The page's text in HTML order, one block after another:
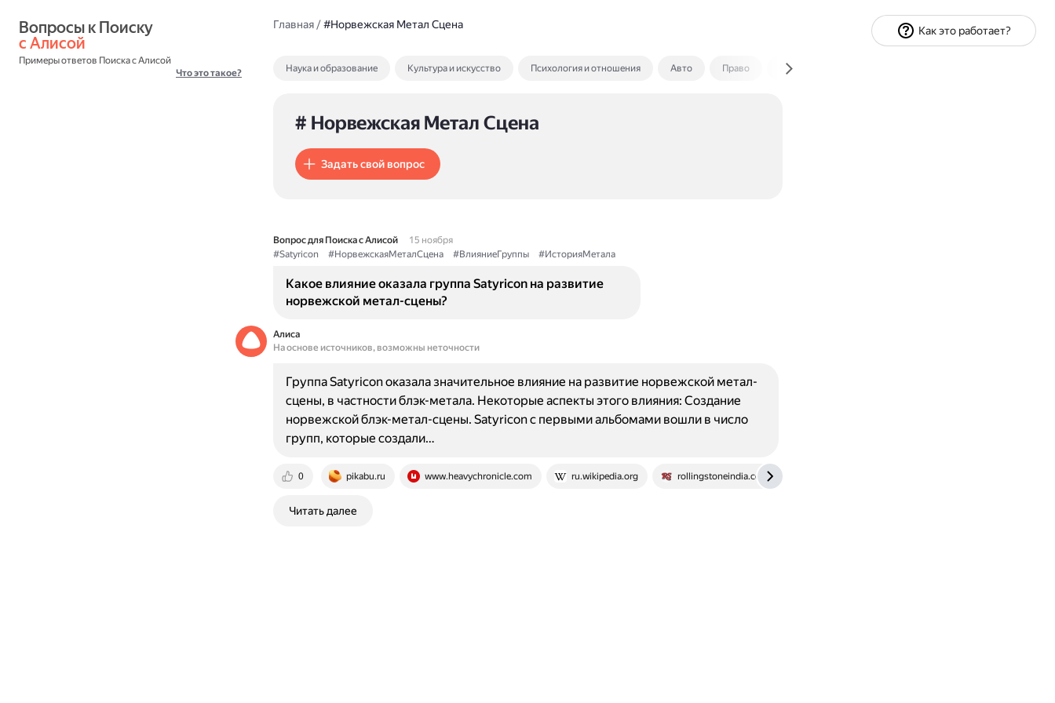
с Алисой
Примеры ответов Поиска с Алисой
Что это такое?
Главная/#Норвежская Метал Сцена
Наука и образование Культура и искусство Психология и отношения Авто Право Экономика и финансы
# Норвежская Метал Сцена
Задать свой вопрос
Вопрос для Поиска с Алисой
15 ноября
#Satyricon
#НорвежскаяМеталСцена #ВлияниеГруппы #ИсторияМетала
Какое влияние оказала группа Satyricon на развитие
норвежской метал-сцены?
Алиса
На основе источников, возможны неточности
0 pikabu.ru www.heavychronicle.com ru.wikipedia.org rollingstoneindia.com
Группа Satyricon оказала значительное влияние на развитие норвежской метал-
сцены, в частности блэк-метала. Некоторые аспекты этого влияния: Создание
норвежской блэк-метал-сцены. Satyricon с первыми альбомами вошли в число
групп, которые создали…
Читать далее
Как это работает?